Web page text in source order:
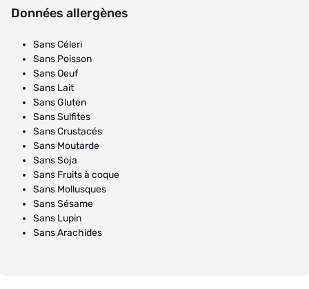
Données allergènes
Sans Céleri
Sans Poisson
Sans Oeuf
Sans Lait
Sans Gluten
Sans Sulfites
Sans Crustacés
Sans Moutarde
Sans Soja
Sans Fruits à coque
Sans Mollusques
Sans Sésame
Sans Lupin
Sans Arachides